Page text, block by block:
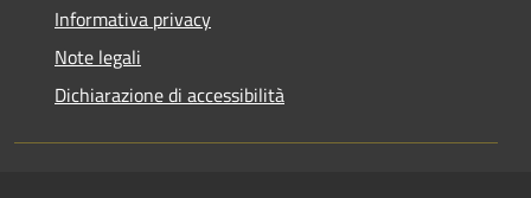
Informativa privacy
Note legali
Dichiarazione di accessibilità